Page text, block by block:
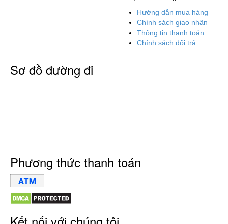
Hướng dẫn mua hàng
Chính sách giao nhận
Thông tin thanh toán
Chính sách đổi trả
Sơ đồ đường đi
Phương thức thanh toán